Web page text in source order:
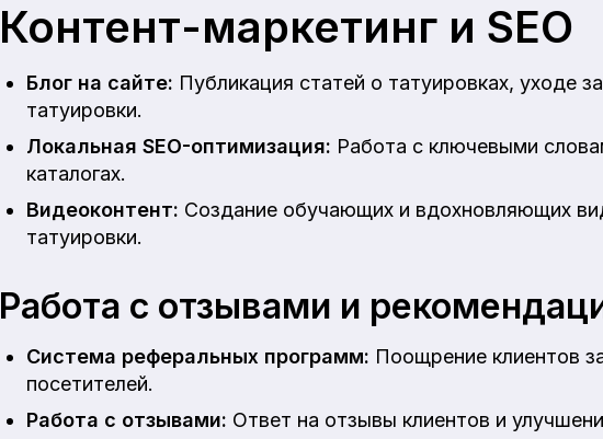
Контент-маркетинг и SEO
Блог на сайте: Публикация статей о татуировках, уходе
татуировки.
Локальная SEO-оптимизация: Работа с ключевыми
каталогах.
Видеоконтент: Создание обучающих и вдохновляющих
татуировки.
Работа с отзывами и
Система реферальных программ: Поощрение клиентов
посетителей.
Работа с отзывами: Ответ на отзывы клиентов и